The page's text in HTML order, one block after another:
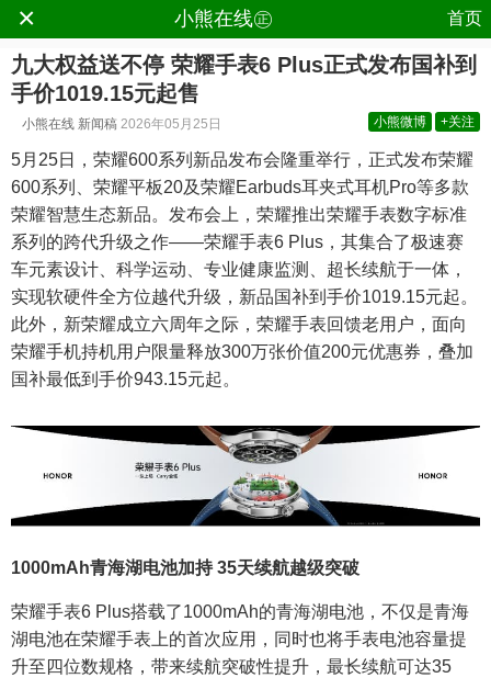
× 小熊在线㊣ 首页
九大权益送不停 荣耀手表6 Plus正式发布国补到
手价1019.15元起售
小熊在线 新闻稿 2026年05月25日 小熊微博 +关注
5月25日，荣耀600系列新品发布会隆重举行，正式发布荣耀
600系列、荣耀平板20及荣耀Earbuds耳夹式耳机Pro等多款
荣耀智慧生态新品。发布会上，荣耀推出荣耀手表数字标准
系列的跨代升级之作——荣耀手表6 Plus，其集合了极速赛
车元素设计、科学运动、专业健康监测、超长续航于一体，
实现软硬件全方位越代升级，新品国补到手价1019.15元起。
此外，新荣耀成立六周年之际，荣耀手表回馈老用户，面向
荣耀手机持机用户限量释放300万张价值200元优惠券，叠加
国补最低到手价943.15元起。
1000mAh青海湖电池加持 35天续航越级突破
荣耀手表6 Plus搭载了1000mAh的青海湖电池，不仅是青海
湖电池在荣耀手表上的首次应用，同时也将手表电池容量提
升至四位数规格，带来续航突破性提升，最长续航可达35